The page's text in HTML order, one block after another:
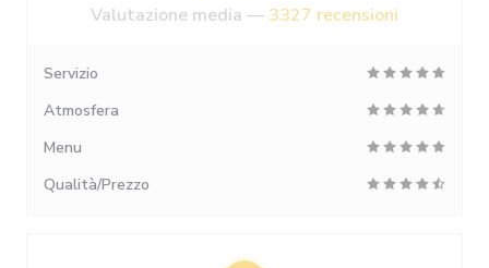
Valutazione media — 3327 recensioni
Servizio
Atmosfera
Menu
Qualità/Prezzo